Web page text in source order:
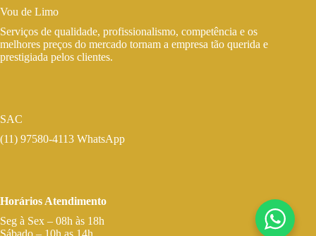
Vou de Limo
Serviços de qualidade, profissionalismo, competência e os
melhores preços do mercado tornam a empresa tão querida e
prestigiada pelos clientes.
SAC
(11) 97580-4113 WhatsApp
Horários Atendimento
Seg à Sex – 08h às 18h
Sábado – 10h as 14h